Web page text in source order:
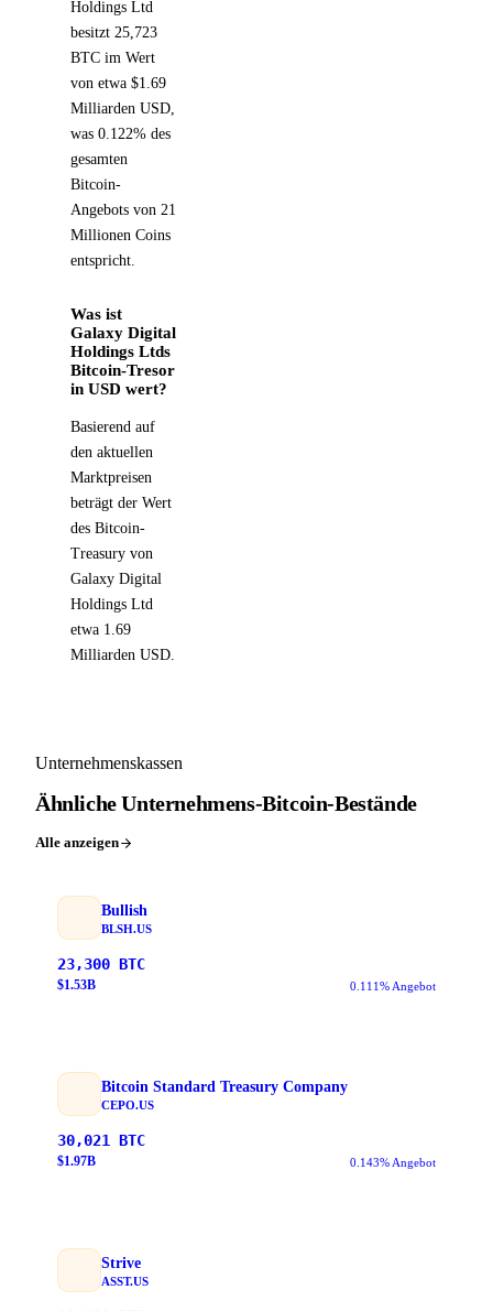
Holdings Ltd
besitzt 25,723
BTC im Wert
von etwa $1.69
Milliarden USD,
was 0.122% des
gesamten
Bitcoin-
Angebots von 21
Millionen Coins
entspricht.
Was ist
Galaxy Digital
Holdings Ltds
Bitcoin-Tresor
in USD wert?
Basierend auf
den aktuellen
Marktpreisen
beträgt der Wert
des Bitcoin-
Treasury von
Galaxy Digital
Holdings Ltd
etwa 1.69
Milliarden USD.
Unternehmenskassen
Ähnliche Unternehmens-Bitcoin-Bestände
Alle anzeigen
Bullish
BLSH.US
23,300 BTC
$1.53B 0.111% Angebot
Bitcoin Standard Treasury Company
CEPO.US
30,021 BTC
$1.97B 0.143% Angebot
Strive
ASST.US